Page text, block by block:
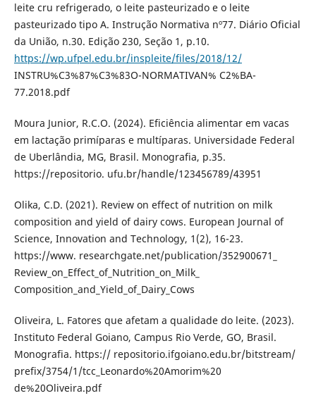
leite cru refrigerado, o leite pasteurizado e o leite
pasteurizado tipo A. Instrução Normativa nº77. Diário Oficial
da União, n.30. Edição 230, Seção 1, p.10.
https://wp.ufpel.edu.br/inspleite/files/2018/12/
INSTRU%C3%87%C3%83O-NORMATIVAN% C2%BA-
77.2018.pdf
Moura Junior, R.C.O. (2024). Eficiência alimentar em vacas
em lactação primíparas e multíparas. Universidade Federal
de Uberlândia, MG, Brasil. Monografia, p.35.
https://repositorio. ufu.br/handle/123456789/43951
Olika, C.D. (2021). Review on effect of nutrition on milk
composition and yield of dairy cows. European Journal of
Science, Innovation and Technology, 1(2), 16-23.
https://www. researchgate.net/publication/352900671_
Review_on_Effect_of_Nutrition_on_Milk_
Composition_and_Yield_of_Dairy_Cows
Oliveira, L. Fatores que afetam a qualidade do leite. (2023).
Instituto Federal Goiano, Campus Rio Verde, GO, Brasil.
Monografia. https:// repositorio.ifgoiano.edu.br/bitstream/
prefix/3754/1/tcc_Leonardo%20Amorim%20
de%20Oliveira.pdf